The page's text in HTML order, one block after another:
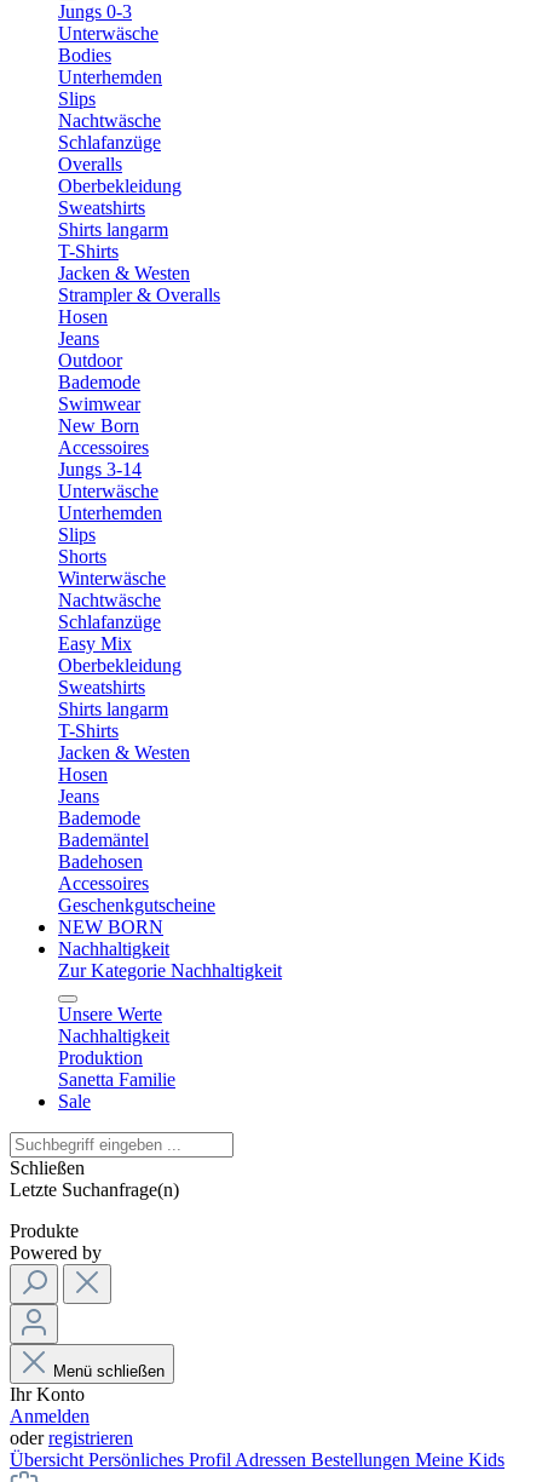
Jungs 0-3
Unterwäsche
Bodies
Unterhemden
Slips
Nachtwäsche
Schlafanzüge
Overalls
Oberbekleidung
Sweatshirts
Shirts langarm
T-Shirts
Jacken & Westen
Strampler & Overalls
Hosen
Jeans
Outdoor
Bademode
Swimwear
New Born
Accessoires
Jungs 3-14
Unterwäsche
Unterhemden
Slips
Shorts
Winterwäsche
Nachtwäsche
Schlafanzüge
Easy Mix
Oberbekleidung
Sweatshirts
Shirts langarm
T-Shirts
Jacken & Westen
Hosen
Jeans
Bademode
Bademäntel
Badehosen
Accessoires
Geschenkgutscheine
NEW BORN
Nachhaltigkeit
Zur Kategorie Nachhaltigkeit
Unsere Werte
Nachhaltigkeit
Produktion
Sanetta Familie
Sale
Schließen
Letzte Suchanfrage(n)
Produkte
Powered by
Menü schließen
Ihr Konto
Anmelden
oderregistrieren
Übersicht Persönliches Profil Adressen Bestellungen Meine Kids